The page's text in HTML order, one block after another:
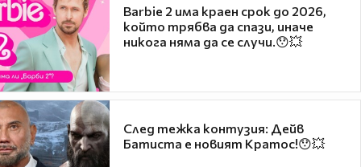
Barbie 2 има краен срок до 2026,
който трябва да спази, иначе
никога няма да се случи.😯💥
След тежка контузия: Дейв
Батиста е новият Кратос!😯💥